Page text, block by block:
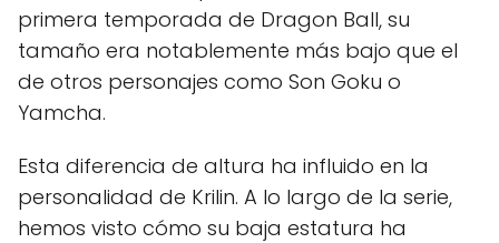
primera temporada de Dragon Ball, su
tamaño era notablemente más bajo que el
de otros personajes como Son Goku o
Yamcha.
Esta diferencia de altura ha influido en la
personalidad de Krilin. A lo largo de la serie,
hemos visto cómo su baja estatura ha